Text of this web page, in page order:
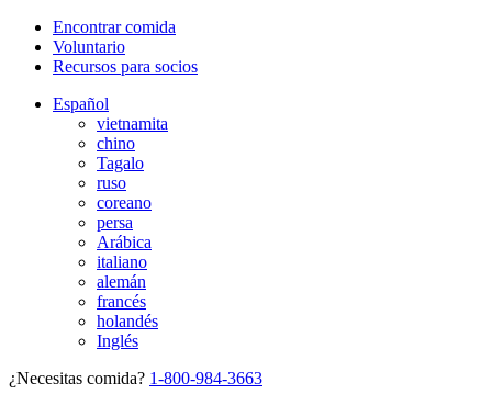
Encontrar comida
Voluntario
Recursos para socios
Español
vietnamita
chino
Tagalo
ruso
coreano
persa
Arábica
italiano
alemán
francés
holandés
Inglés
¿Necesitas comida? 1-800-984-3663